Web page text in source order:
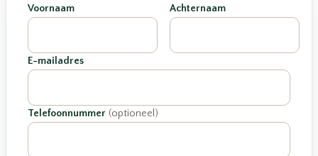
Voornaam Achternaam
E-mailadres
Telefoonnummer (optioneel)